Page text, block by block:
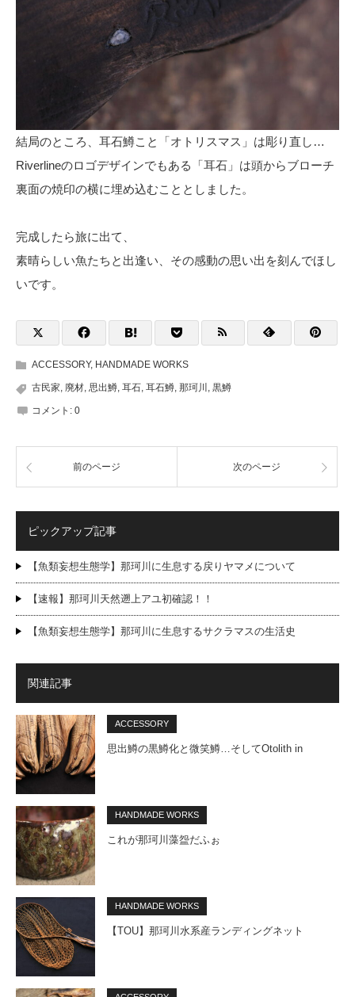
結局のところ、耳石鱒こと「オトリスマス」は彫り直し…
Riverlineのロゴデザインでもある「耳石」は頭からブローチ
裏面の焼印の横に埋め込むこととしました。
完成したら旅に出て、
素晴らしい魚たちと出逢い、その感動の思い出を刻んでほし
いです。
ACCESSORY, HANDMADE WORKS
古民家 廃材 思出鱒 耳石 耳石鱒 那珂川 黒鱒
コメント: 0
前のページ 次のページ
ピックアップ記事
【魚類妄想生態学】那珂川に生息する戻りヤマメについて
【速報】那珂川天然遡上アユ初確認！！
【魚類妄想生態学】那珂川に生息するサクラマスの生活史
関連記事
ACCESSORY
思出鱒の黒鱒化と微笑鱒…そしてOtolith in
HANDMADE WORKS
これが那珂川藻盌だふぉ
HANDMADE WORKS
【TOU】那珂川水系産ランディングネット